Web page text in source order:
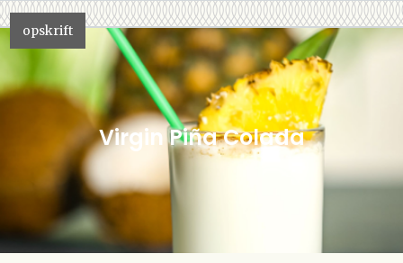
opskrift
Virgin Piña Colada